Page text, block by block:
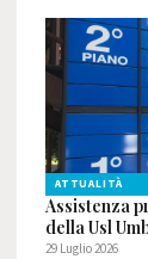
ATTUALITÀ
Assistenza
della Usl
29 Luglio 2026